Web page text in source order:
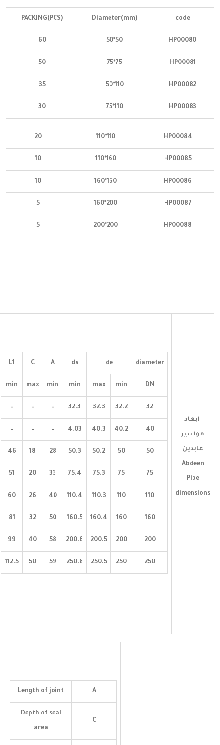
code
Diameter(mm)
PACKING(PCS)
HP00080
50*50
60
HP00081
75*75
50
HP00082
110*50
35
HP00083
110*75
30
HP00084
110*110
20
HP00085
160*110
10
HP00086
160*160
10
HP00087
200*160
5
HP00088
200*200
5
ابعاد
مواسير
عابدين
Abdeen
Pipe
dimensions
diameter
de
ds
A
C
L1
DN
min
max
min
min
max
min
32
32.2
32.3
32.3
–
–
–
40
40.2
40.3
4.03
–
–
–
50
50
50.2
50.3
28
18
46
75
75
75.3
75.4
33
20
51
110
110
110.3
110.4
40
26
60
160
160
160.4
160.5
50
32
81
200
200
200.5
200.6
58
40
99
250
250
250.5
250.8
59
50
112.5
A
Length of joint
C
Depth of seal
area